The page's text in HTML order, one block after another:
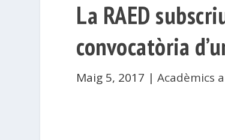
La RAED
convocatòria
Maig 5, 2017 |Acadèmics